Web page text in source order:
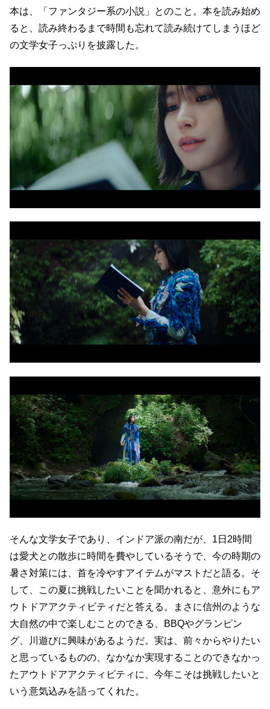
本は、「ファンタジー系の小説」とのこと。本を読み始め
ると、読み終わるまで時間も忘れて読み続けてしまうほど
の文学女子っぷりを披露した。
そんな文学女子であり、インドア派の南だが、1日2時間
は愛犬との散歩に時間を費やしているそうで、今の時期の
暑さ対策には、首を冷やすアイテムがマストだと語る。そ
して、この夏に挑戦したいことを聞かれると、意外にもア
ウトドアアクティビティだと答える。まさに信州のような
大自然の中で楽しむことのできる、BBQやグランピン
グ、川遊びに興味があるようだ。実は、前々からやりたい
と思っているものの、なかなか実現することのできなかっ
たアウトドアアクティビティに、今年こそは挑戦したいと
いう意気込みを語ってくれた。